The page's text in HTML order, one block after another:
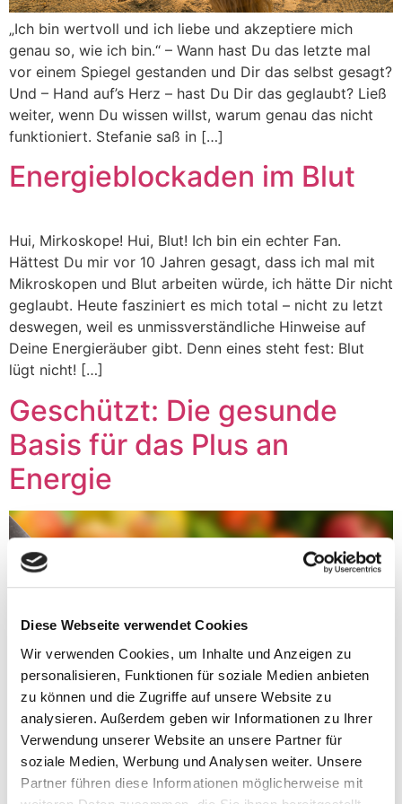
Diese Webseite verwendet Cookies
Wir verwenden Cookies, um Inhalte und Anzeigen zu
personalisieren, Funktionen für soziale Medien anbieten
zu können und die Zugriffe auf unsere Website zu
analysieren. Außerdem geben wir Informationen zu Ihrer
Verwendung unserer Website an unsere Partner für
soziale Medien, Werbung und Analysen weiter. Unsere
Partner führen diese Informationen möglicherweise mit
„Ich bin wertvoll und ich liebe und akzeptiere mich
genau so, wie ich bin.“ – Wann hast Du das letzte mal
vor einem Spiegel gestanden und Dir das selbst gesagt?
Und – Hand auf’s Herz – hast Du Dir das geglaubt? Ließ
weiter, wenn Du wissen willst, warum genau das nicht
funktioniert. Stefanie saß in […]
Energieblockaden im Blut
Hui, Mirkoskope! Hui, Blut! Ich bin ein echter Fan.
Hättest Du mir vor 10 Jahren gesagt, dass ich mal mit
Mikroskopen und Blut arbeiten würde, ich hätte Dir nicht
geglaubt. Heute fasziniert es mich total – nicht zu letzt
deswegen, weil es unmissverständliche Hinweise auf
Deine Energieräuber gibt. Denn eines steht fest: Blut
lügt nicht! […]
Geschützt: Die gesunde
Basis für das Plus an
Energie
Es gibt keinen Textauszug, da dies ein geschützter